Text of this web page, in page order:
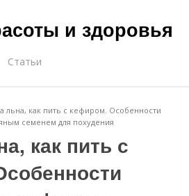
и здоровья
Статьи
льна, как пить с кефиром. Особенности
семенем для похудения
как пить с